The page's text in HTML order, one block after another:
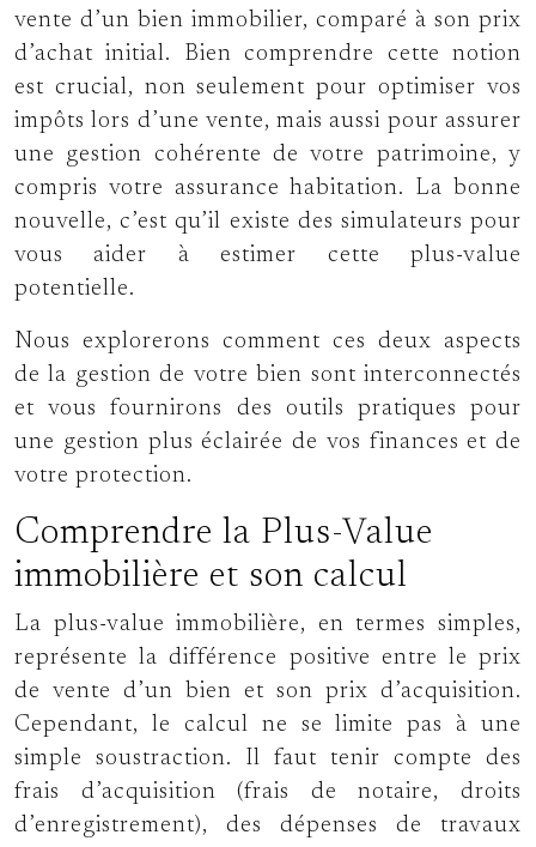
vente d’un bien immobilier, comparé à son prix
d’achat initial. Bien comprendre cette notion
est crucial, non seulement pour optimiser vos
impôts lors d’une vente, mais aussi pour assurer
une gestion cohérente de votre patrimoine, y
compris votre assurance habitation. La bonne
nouvelle, c’est qu’il existe des simulateurs pour
vous aider à estimer cette plus-value
potentielle.
Nous explorerons comment ces deux aspects
de la gestion de votre bien sont interconnectés
et vous fournirons des outils pratiques pour
une gestion plus éclairée de vos finances et de
votre protection.
Comprendre la Plus-Value
immobilière et son calcul
La plus-value immobilière, en termes simples,
représente la différence positive entre le prix
de vente d’un bien et son prix d’acquisition.
Cependant, le calcul ne se limite pas à une
simple soustraction. Il faut tenir compte des
frais d’acquisition (frais de notaire, droits
d’enregistrement), des dépenses de travaux